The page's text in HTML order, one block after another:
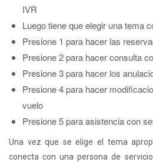
IVR
Luego tiene que elegir una tema
Presione 1 para hacer las
Presione 2 para hacer consulta
Presione 3 para hacer los
Presione 4 para hacer
vuelo
Presione 5 para asistencia con
Una vez que se elige el tema
conecta con una persona de